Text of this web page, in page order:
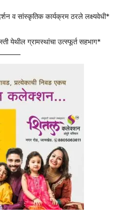
व सांस्कृतिक कार्यक्रम ठरले लक्ष्यवेधी*
येथील ग्रामस्थांचा उत्स्फूर्त सहभाग*